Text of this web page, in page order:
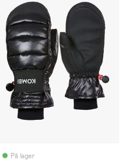
På lager